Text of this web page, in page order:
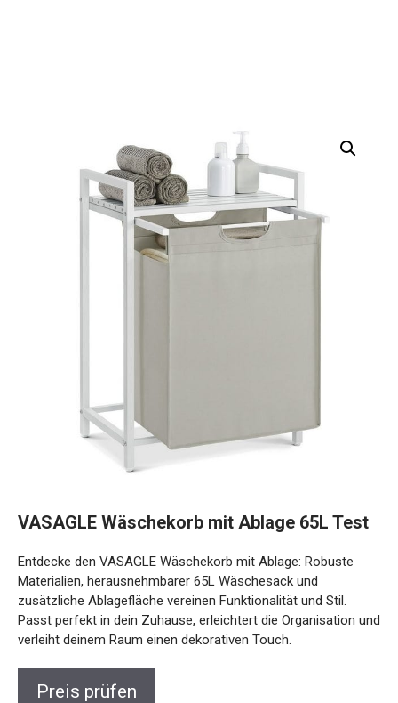
VASAGLE Wäschekorb mit Ablage 65L Test
Entdecke den VASAGLE Wäschekorb mit Ablage: Robuste
Materialien, herausnehmbarer 65L Wäschesack und
zusätzliche Ablagefläche vereinen Funktionalität und Stil.
Passt perfekt in dein Zuhause, erleichtert die Organisation und
verleiht deinem Raum einen dekorativen Touch.
Preis prüfen